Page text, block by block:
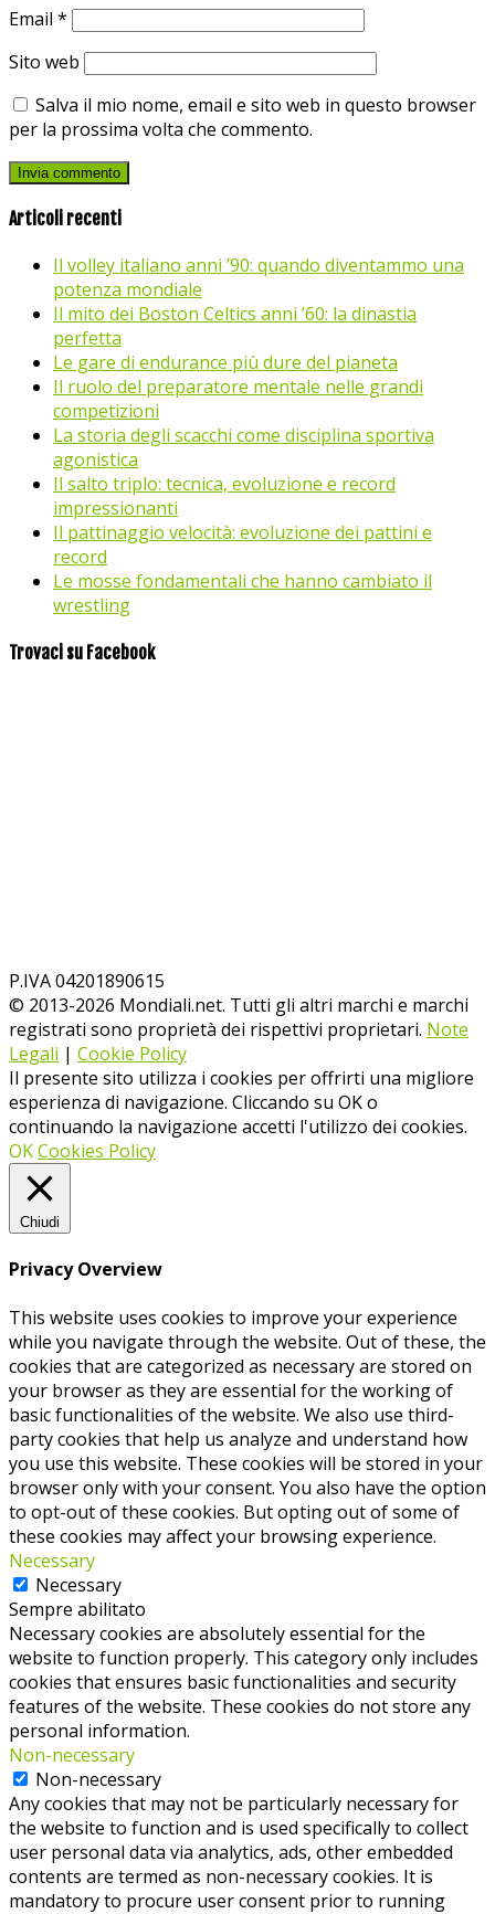
Email *
Sito web
Salva il mio nome, email e sito web in questo browser
per la prossima volta che commento.
Articoli recenti
Il volley italiano anni ’90: quando diventammo una
potenza mondiale
Il mito dei Boston Celtics anni ’60: la dinastia
perfetta
Le gare di endurance più dure del pianeta
Il ruolo del preparatore mentale nelle grandi
competizioni
La storia degli scacchi come disciplina sportiva
agonistica
Il salto triplo: tecnica, evoluzione e record
impressionanti
Il pattinaggio velocità: evoluzione dei pattini e
record
Le mosse fondamentali che hanno cambiato il
wrestling
Trovaci su Facebook
P.IVA 04201890615
© 2013-2026 Mondiali.net. Tutti gli altri marchi e marchi
registrati sono proprietà dei rispettivi proprietari. Note
Legali | Cookie Policy
Il presente sito utilizza i cookies per offrirti una migliore
esperienza di navigazione. Cliccando su OK o
continuando la navigazione accetti l'utilizzo dei cookies.
OKCookies Policy
Chiudi
Privacy Overview
This website uses cookies to improve your experience
while you navigate through the website. Out of these, the
cookies that are categorized as necessary are stored on
your browser as they are essential for the working of
basic functionalities of the website. We also use third-
party cookies that help us analyze and understand how
you use this website. These cookies will be stored in your
browser only with your consent. You also have the option
to opt-out of these cookies. But opting out of some of
these cookies may affect your browsing experience.
Necessary
Necessary
Sempre abilitato
Necessary cookies are absolutely essential for the
website to function properly. This category only includes
cookies that ensures basic functionalities and security
features of the website. These cookies do not store any
personal information.
Non-necessary
Non-necessary
Any cookies that may not be particularly necessary for
the website to function and is used specifically to collect
user personal data via analytics, ads, other embedded
contents are termed as non-necessary cookies. It is
mandatory to procure user consent prior to running